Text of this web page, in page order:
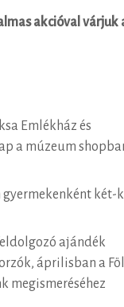
akcióval várjuk
Emlékház és
a múzeum
gyermekenként két-
ajándék
áprilisban a
megismeréséhez